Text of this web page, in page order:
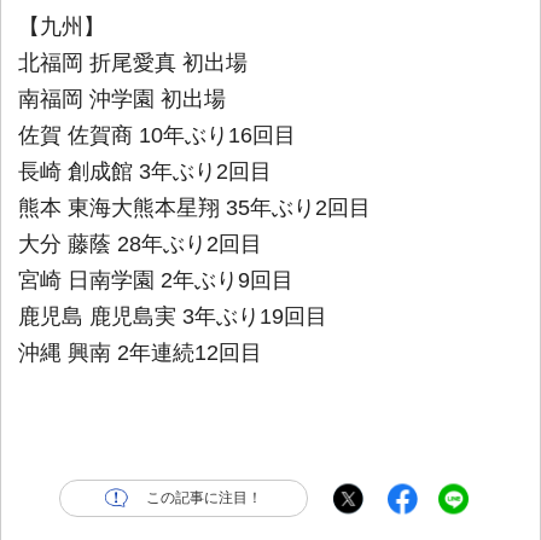
【九州】
北福岡 折尾愛真 初出場
南福岡 沖学園 初出場
佐賀 佐賀商 10年ぶり16回目
長崎 創成館 3年ぶり2回目
熊本 東海大熊本星翔 35年ぶり2回目
大分 藤蔭 28年ぶり2回目
宮崎 日南学園 2年ぶり9回目
鹿児島 鹿児島実 3年ぶり19回目
沖縄 興南 2年連続12回目
この記事に注目！